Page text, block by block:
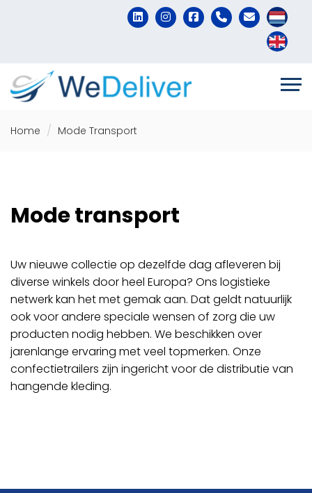
Home Mode Transport
Mode transport
Uw nieuwe collectie op dezelfde dag afleveren bij
diverse winkels door heel Europa? Ons logistieke
netwerk kan het met gemak aan. Dat geldt natuurlijk
ook voor andere speciale wensen of zorg die uw
producten nodig hebben. We beschikken over
jarenlange ervaring met veel topmerken. Onze
confectietrailers zijn ingericht voor de distributie van
hangende kleding.